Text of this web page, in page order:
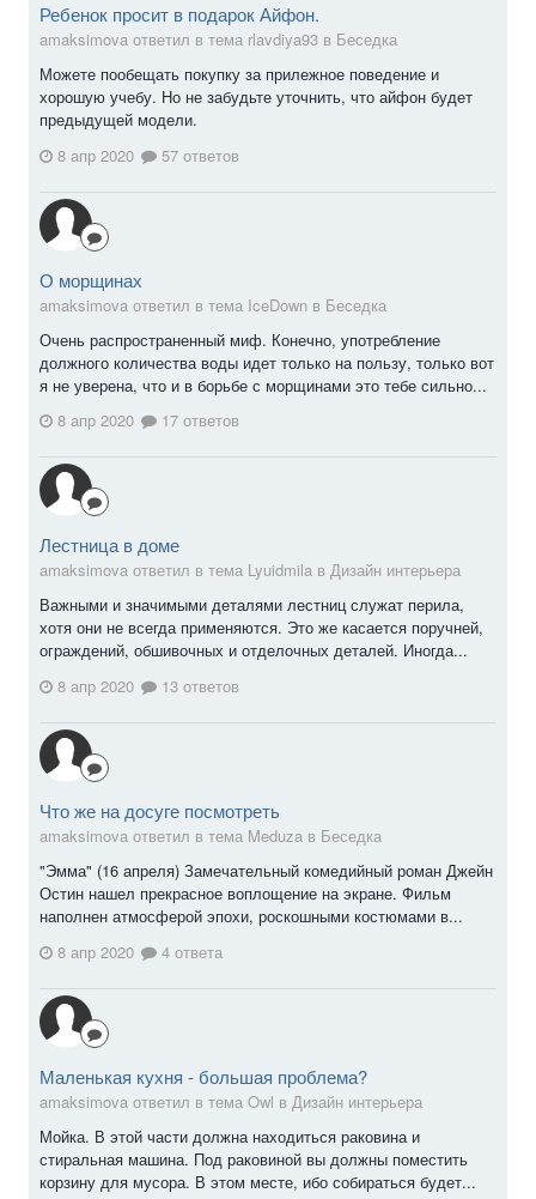
Ребенок просит в подарок Айфон.
amaksimova ответил в тема rlavdiya93 в Беседка
Можете пообещать покупку за прилежное поведение и
хорошую учебу. Но не забудьте уточнить, что айфон будет
предыдущей модели.
8 апр 2020
57 ответов
О морщинах
amaksimova ответил в тема IceDown в Беседка
Очень распространенный миф. Конечно, употребление
должного количества воды идет только на пользу, только вот
я не уверена, что и в борьбе с морщинами это тебе сильно...
8 апр 2020
17 ответов
Лестница в доме
amaksimova ответил в тема Lyuidmila в Дизайн интерьера
Важными и значимыми деталями лестниц служат перила,
хотя они не всегда применяются. Это же касается поручней,
ограждений, обшивочных и отделочных деталей. Иногда...
8 апр 2020
13 ответов
Что же на досуге посмотреть
amaksimova ответил в тема Meduza в Беседка
"Эмма" (16 апреля) Замечательный комедийный роман Джейн
Остин нашел прекрасное воплощение на экране. Фильм
наполнен атмосферой эпохи, роскошными костюмами в...
8 апр 2020
4 ответа
Маленькая кухня - большая проблема?
amaksimova ответил в тема Owl в Дизайн интерьера
Мойка. В этой части должна находиться раковина и
стиральная машина. Под раковиной вы должны поместить
корзину для мусора. В этом месте, ибо собираться будет...